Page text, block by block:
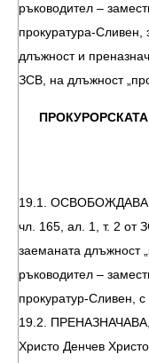
ръководител –
прокуратура-Сливен,
длъжност и
ЗСВ, на длъжност
19.1. ОСВОБОЖДАВА,
чл. 165, ал. 1, т. 2 от
заеманата длъжност
ръководител –
прокуратур-Сливен,
19.2. ПРЕНАЗНАЧАВА,
Христо Денчев